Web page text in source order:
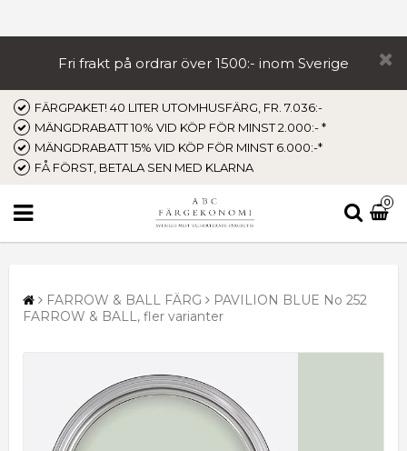
Fri frakt på ordrar över 1500:- inom Sverige
FÄRGPAKET! 40 LITER UTOMHUSFÄRG, FR. 7.036:-
MÄNGDRABATT 10% VID KÖP FÖR MINST 2.000:- *
MÄNGDRABATT 15% VID KÖP FÖR MINST 6.000:-*
FÅ FÖRST, BETALA SEN MED KLARNA
0
FARROW & BALL FÄRG
PAVILION BLUE No 252
FARROW & BALL, fler varianter